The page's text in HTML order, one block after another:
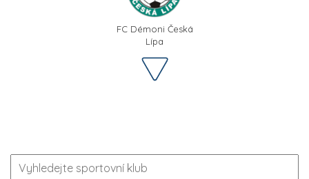
FC Démoni Česká
Lípa